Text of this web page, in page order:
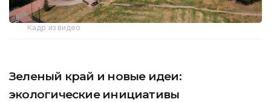
Кадр из видео
Зеленый край и новые идеи:
экологические инициативы